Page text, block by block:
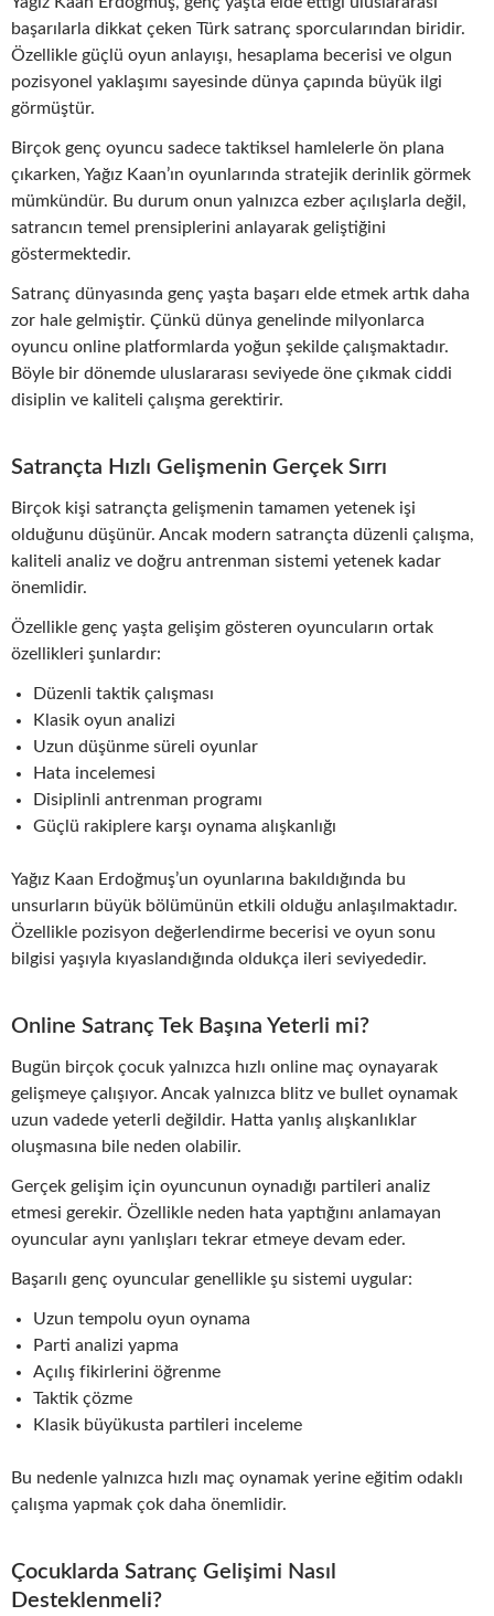
başarılarla dikkat çeken Türk satranç sporcularından biridir.
Özellikle güçlü oyun anlayışı, hesaplama becerisi ve olgun
pozisyonel yaklaşımı sayesinde dünya çapında büyük ilgi
görmüştür.
Birçok genç oyuncu sadece taktiksel hamlelerle ön plana
çıkarken, Yağız Kaan’ın oyunlarında stratejik derinlik görmek
mümkündür. Bu durum onun yalnızca ezber açılışlarla değil,
satrancın temel prensiplerini anlayarak geliştiğini
göstermektedir.
Satranç dünyasında genç yaşta başarı elde etmek artık daha
zor hale gelmiştir. Çünkü dünya genelinde milyonlarca
oyuncu online platformlarda yoğun şekilde çalışmaktadır.
Böyle bir dönemde uluslararası seviyede öne çıkmak ciddi
disiplin ve kaliteli çalışma gerektirir.
Satrançta Hızlı Gelişmenin Gerçek Sırrı
Birçok kişi satrançta gelişmenin tamamen yetenek işi
olduğunu düşünür. Ancak modern satrançta düzenli çalışma,
kaliteli analiz ve doğru antrenman sistemi yetenek kadar
önemlidir.
Özellikle genç yaşta gelişim gösteren oyuncuların ortak
özellikleri şunlardır:
Düzenli taktik çalışması
Klasik oyun analizi
Uzun düşünme süreli oyunlar
Hata incelemesi
Disiplinli antrenman programı
Güçlü rakiplere karşı oynama alışkanlığı
Yağız Kaan Erdoğmuş’un oyunlarına bakıldığında bu
unsurların büyük bölümünün etkili olduğu anlaşılmaktadır.
Özellikle pozisyon değerlendirme becerisi ve oyun sonu
bilgisi yaşıyla kıyaslandığında oldukça ileri seviyededir.
Online Satranç Tek Başına Yeterli mi?
Bugün birçok çocuk yalnızca hızlı online maç oynayarak
gelişmeye çalışıyor. Ancak yalnızca blitz ve bullet oynamak
uzun vadede yeterli değildir. Hatta yanlış alışkanlıklar
oluşmasına bile neden olabilir.
Gerçek gelişim için oyuncunun oynadığı partileri analiz
etmesi gerekir. Özellikle neden hata yaptığını anlamayan
oyuncular aynı yanlışları tekrar etmeye devam eder.
Başarılı genç oyuncular genellikle şu sistemi uygular:
Uzun tempolu oyun oynama
Parti analizi yapma
Açılış fikirlerini öğrenme
Taktik çözme
Klasik büyükusta partileri inceleme
Bu nedenle yalnızca hızlı maç oynamak yerine eğitim odaklı
çalışma yapmak çok daha önemlidir.
Çocuklarda Satranç Gelişimi Nasıl
Desteklenmeli?